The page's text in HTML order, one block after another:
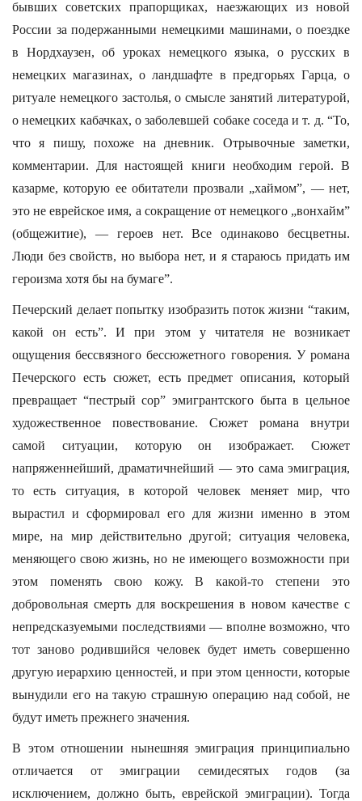
бывших советских прапорщиках, наезжающих из новой
России за подержанными немецкими машинами, о поездке
в Нордхаузен, об уроках немецкого языка, о русских в
немецких магазинах, о ландшафте в предгорьях Гарца, о
ритуале немецкого застолья, о смысле занятий литературой,
о немецких кабачках, о заболевшей собаке соседа и т. д. “То,
что я пишу, похоже на дневник. Отрывочные заметки,
комментарии. Для настоящей книги необходим герой. В
казарме, которую ее обитатели прозвали „хаймом”, — нет,
это не еврейское имя, а сокращение от немецкого „вонхайм”
(общежитие), — героев нет. Все одинаково бесцветны.
Люди без свойств, но выбора нет, и я стараюсь придать им
героизма хотя бы на бумаге”.
Печерский делает попытку изобразить поток жизни “таким,
какой он есть”. И при этом у читателя не возникает
ощущения бессвязного бессюжетного говорения. У романа
Печерского есть сюжет, есть предмет описания, который
превращает “пестрый сор” эмигрантского быта в цельное
художественное повествование. Сюжет романа внутри
самой ситуации, которую он изображает. Сюжет
напряженнейший, драматичнейший — это сама эмиграция,
то есть ситуация, в которой человек меняет мир, что
вырастил и сформировал его для жизни именно в этом
мире, на мир действительно другой; ситуация человека,
меняющего свою жизнь, но не имеющего возможности при
этом поменять свою кожу. В какой-то степени это
добровольная смерть для воскрешения в новом качестве с
непредсказуемыми последствиями — вполне возможно, что
тот заново родившийся человек будет иметь совершенно
другую иерархию ценностей, и при этом ценности, которые
вынудили его на такую страшную операцию над собой, не
будут иметь прежнего значения.
В этом отношении нынешняя эмиграция принципиально
отличается от эмиграции семидесятых годов (за
исключением, должно быть, еврейской эмиграции). Тогда